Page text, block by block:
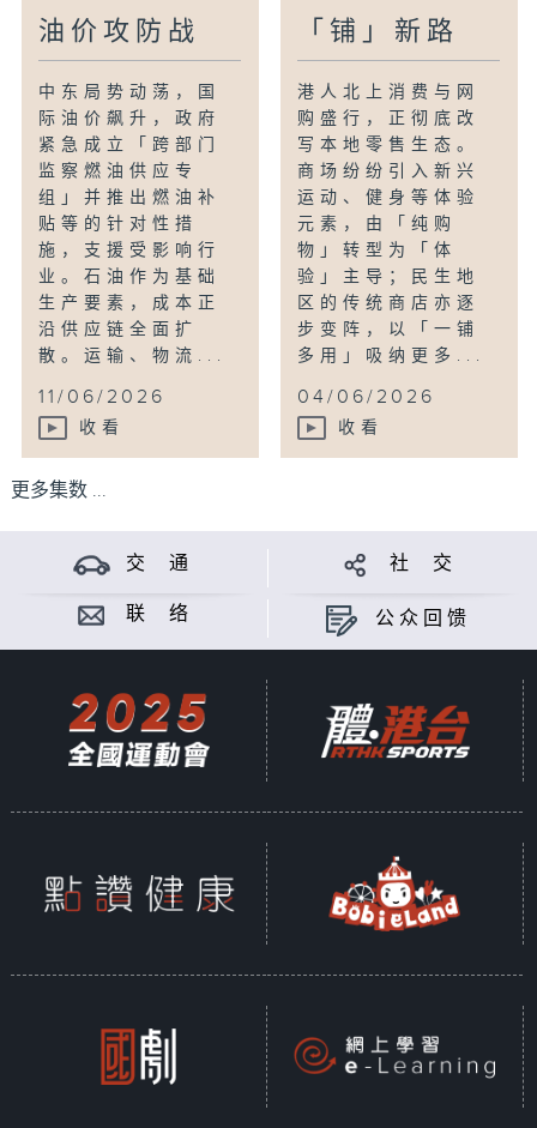
油价攻防战
中东局势动荡，国
际油价飙升，政府
紧急成立「跨部门
监察燃油供应专
组」并推出燃油补
贴等的针对性措
施，支援受影响行
业。石油作为基础
生产要素，成本正
沿供应链全面扩
散。运输、物流...
11/06/2026
收看
「铺」新路
港人北上消费与网
购盛行，正彻底改
写本地零售生态。
商场纷纷引入新兴
运动、健身等体验
元素，由「纯购
物」转型为「体
验」主导；民生地
区的传统商店亦逐
步变阵，以「一铺
多用」吸纳更多...
04/06/2026
收看
更多集数 ...
交 通 社 交
联 络 公众回馈